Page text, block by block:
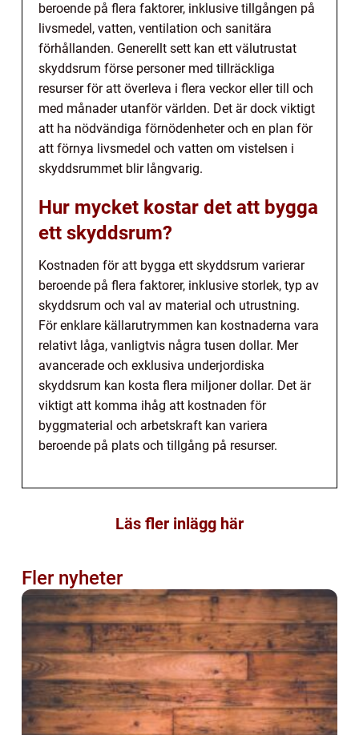
beroende på flera faktorer, inklusive tillgången på
livsmedel, vatten, ventilation och sanitära
förhållanden. Generellt sett kan ett välutrustat
skyddsrum förse personer med tillräckliga
resurser för att överleva i flera veckor eller till och
med månader utanför världen. Det är dock viktigt
att ha nödvändiga förnödenheter och en plan för
att förnya livsmedel och vatten om vistelsen i
skyddsrummet blir långvarig.
Hur mycket kostar det att bygga
ett skyddsrum?
Kostnaden för att bygga ett skyddsrum varierar
beroende på flera faktorer, inklusive storlek, typ av
skyddsrum och val av material och utrustning.
För enklare källarutrymmen kan kostnaderna vara
relativt låga, vanligtvis några tusen dollar. Mer
avancerade och exklusiva underjordiska
skyddsrum kan kosta flera miljoner dollar. Det är
viktigt att komma ihåg att kostnaden för
byggmaterial och arbetskraft kan variera
beroende på plats och tillgång på resurser.
Läs fler inlägg här
Fler nyheter